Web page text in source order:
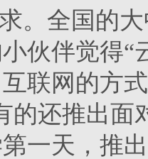
。全国的
伙伴觉得“
联网的方
的还推出面
一天，推